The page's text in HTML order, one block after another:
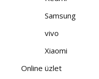
Samsung
vivo
Xiaomi
Online üzlet